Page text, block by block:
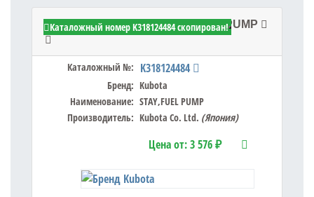
Kubota K318124484 - STAY,FUEL PUMP
Каталожный №: K318124484
Бренд: Kubota
Наименование: STAY,FUEL PUMP
Производитель: Kubota Co. Ltd. (Япония)
Цена от:3 576 ₽
Каталожный номер K318124484 скопирован!